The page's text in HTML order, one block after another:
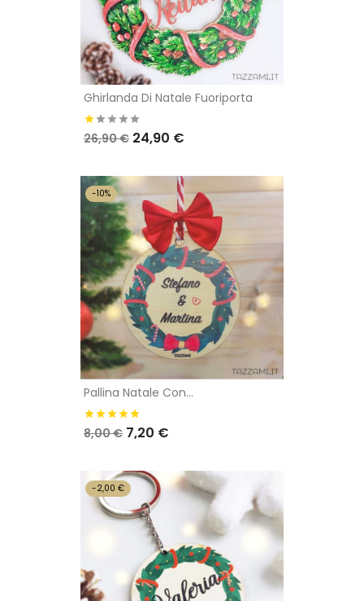
Ghirlanda Di Natale Fuoriporta
26,90 € 24,90 €
Pallina Natale Con...
8,00 € 7,20 €
-10%
-2,00 €